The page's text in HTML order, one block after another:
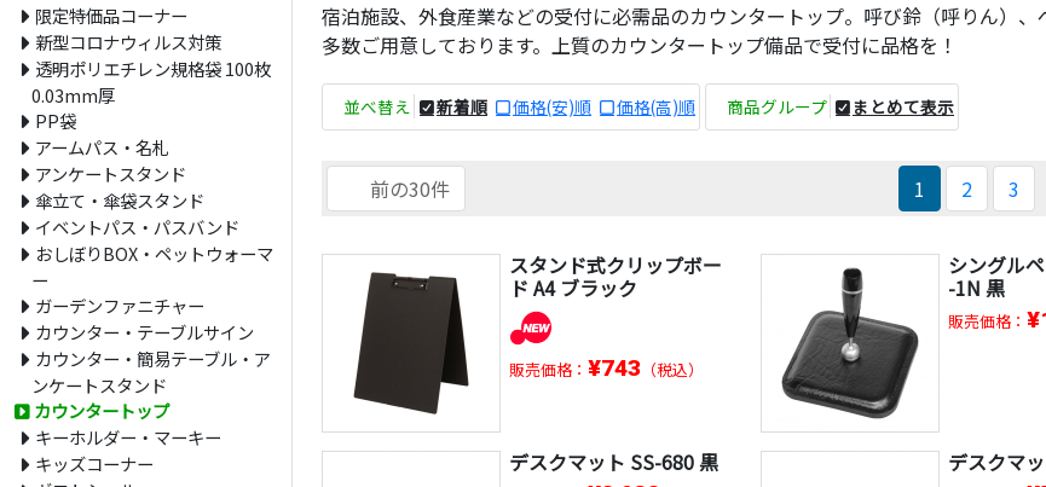
宿泊施設、外食産業などの受付に必需品のカウンタートップ。呼び鈴（呼りん）
多数ご用意しております。上質のカウンタートップ備品で受付に品格を！
並べ替え 新着順 価格(安)順 価格(高)順 商品グループ まとめて表示
前の30件 1 2 3
スタンド式クリップボー
ド A4 ブラック
販売価格： ¥743 （税込）
シングル
-1N 黒
販売価格：
デスクマット SS-680 黒 デスクマ
限定特価品コーナー
新型コロナウィルス対策
透明ポリエチレン規格袋 100枚
0.03mm厚
PP袋
アームパス・名札
アンケートスタンド
傘立て・傘袋スタンド
イベントパス・パスバンド
おしぼりBOX・ペットウォーマ
ー
ガーデンファニチャー
カウンター・テーブルサイン
カウンター・簡易テーブル・ア
ンケートスタンド
カウンタートップ
キーホルダー・マーキー
キッズコーナー